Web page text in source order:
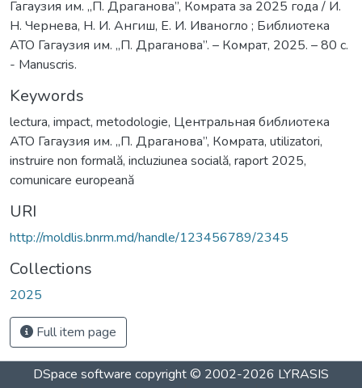
Гагаузия им. „П. Драганова”, Комратa за 2025 годa / И.
Н. Чернева, Н. И. Ангиш, Е. И. Иваногло ; Библиотека
АТО Гагаузия им. „П. Драганова”. – Комрат, 2025. – 80 с.
- Manuscris.
Keywords
lectura, impact, metodologie, Центральная библиотека
АТО Гагаузия им. „П. Драганова”, Комратa, utilizatori,
instruire non formală, incluziunea socială, raport 2025,
comunicare europeană
URI
http://moldlis.bnrm.md/handle/123456789/2345
Collections
2025
Full item page
DSpace software copyright © 2002-2026 LYRASIS